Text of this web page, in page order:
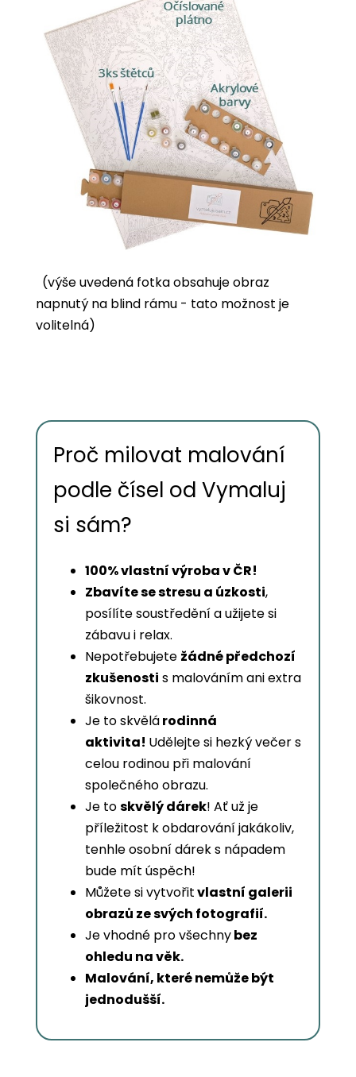
(výše uvedená fotka obsahuje obraz
napnutý na blind rámu - tato možnost je
volitelná)
Proč milovat malování
podle čísel od Vymaluj
si sám?
100% vlastní výroba v ČR!
Zbavíte se stresu a úzkosti,
posílíte soustředění a užijete si
zábavu i relax.
Nepotřebujete žádné předchozí
zkušenosti s malováním ani extra
šikovnost.
Je to skvělárodinná
aktivita! Udělejte si hezký večer s
celou rodinou při malování
společného obrazu.
Je toskvělý dárek! Ať už je
příležitost k obdarování jakákoliv,
tenhle osobní dárek s nápadem
bude mít úspěch!
Můžete si vytvořitvlastní galerii
obrazů ze svých fotografií.
Je vhodné pro všechnybez
ohledu na věk.
Malování, které nemůže být
jednodušší.